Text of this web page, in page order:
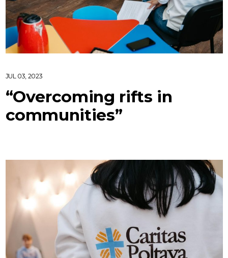
JUL 03, 2023
“Overcoming rifts in
communities”